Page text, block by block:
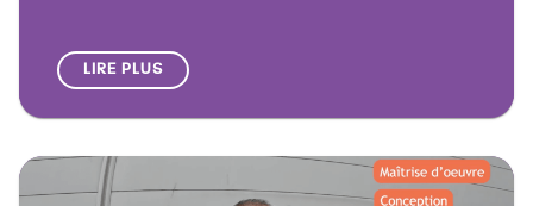
LIRE PLUS